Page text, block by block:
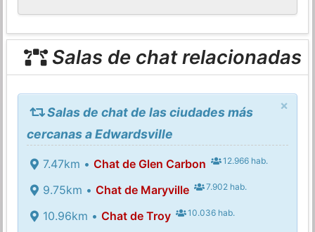
Salas de chat relacionadas
×
Salas de chat de las ciudades más
cercanas a Edwardsville
7.47km • Chat de Glen Carbon 12.966 hab.
9.75km • Chat de Maryville 7.902 hab.
10.96km • Chat de Troy 10.036 hab.